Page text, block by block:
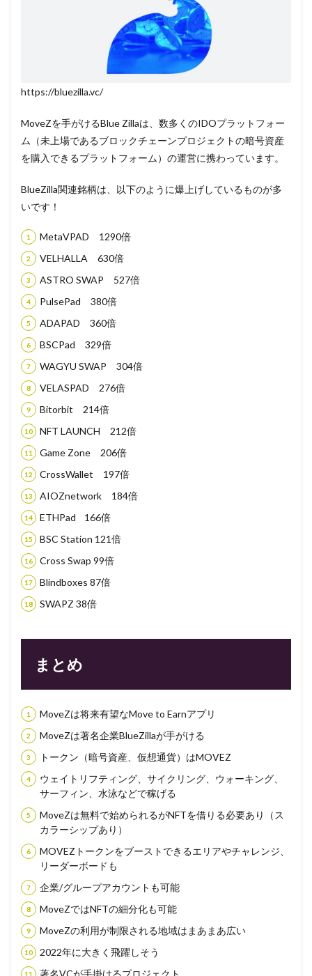
https://bluezilla.vc/
MoveZを手がけるBlue Zillaは、数多くのIDOプラットフォー
ム（未上場であるブロックチェーンプロジェクトの暗号資産
を購入できるプラットフォーム）の運営に携わっています。
BlueZilla関連銘柄は、以下のように爆上げしているものが多
いです！
MetaVPAD 1290倍
VELHALLA 630倍
ASTRO SWAP 527倍
PulsePad 380倍
ADAPAD 360倍
BSCPad 329倍
WAGYU SWAP 304倍
VELASPAD 276倍
Bitorbit 214倍
NFT LAUNCH 212倍
Game Zone 206倍
CrossWallet 197倍
AIOZnetwork 184倍
ETHPad 166倍
BSC Station 121倍
Cross Swap 99倍
Blindboxes 87倍
SWAPZ 38倍
まとめ
MoveZは将来有望なMove to Earnアプリ
MoveZは著名企業BlueZillaが手がける
トークン（暗号資産、仮想通貨）はMOVEZ
ウェイトリフティング、サイクリング、ウォーキング、
サーフィン、水泳などで稼げる
MoveZは無料で始められるがNFTを借りる必要あり（ス
カラーシップあり）
MOVEZトークンをブーストできるエリアやチャレンジ、
リーダーボードも
企業/グループアカウントも可能
MoveZではNFTの細分化も可能
MoveZの利用が制限される地域はまあまあ広い
2022年に大きく飛躍しそう